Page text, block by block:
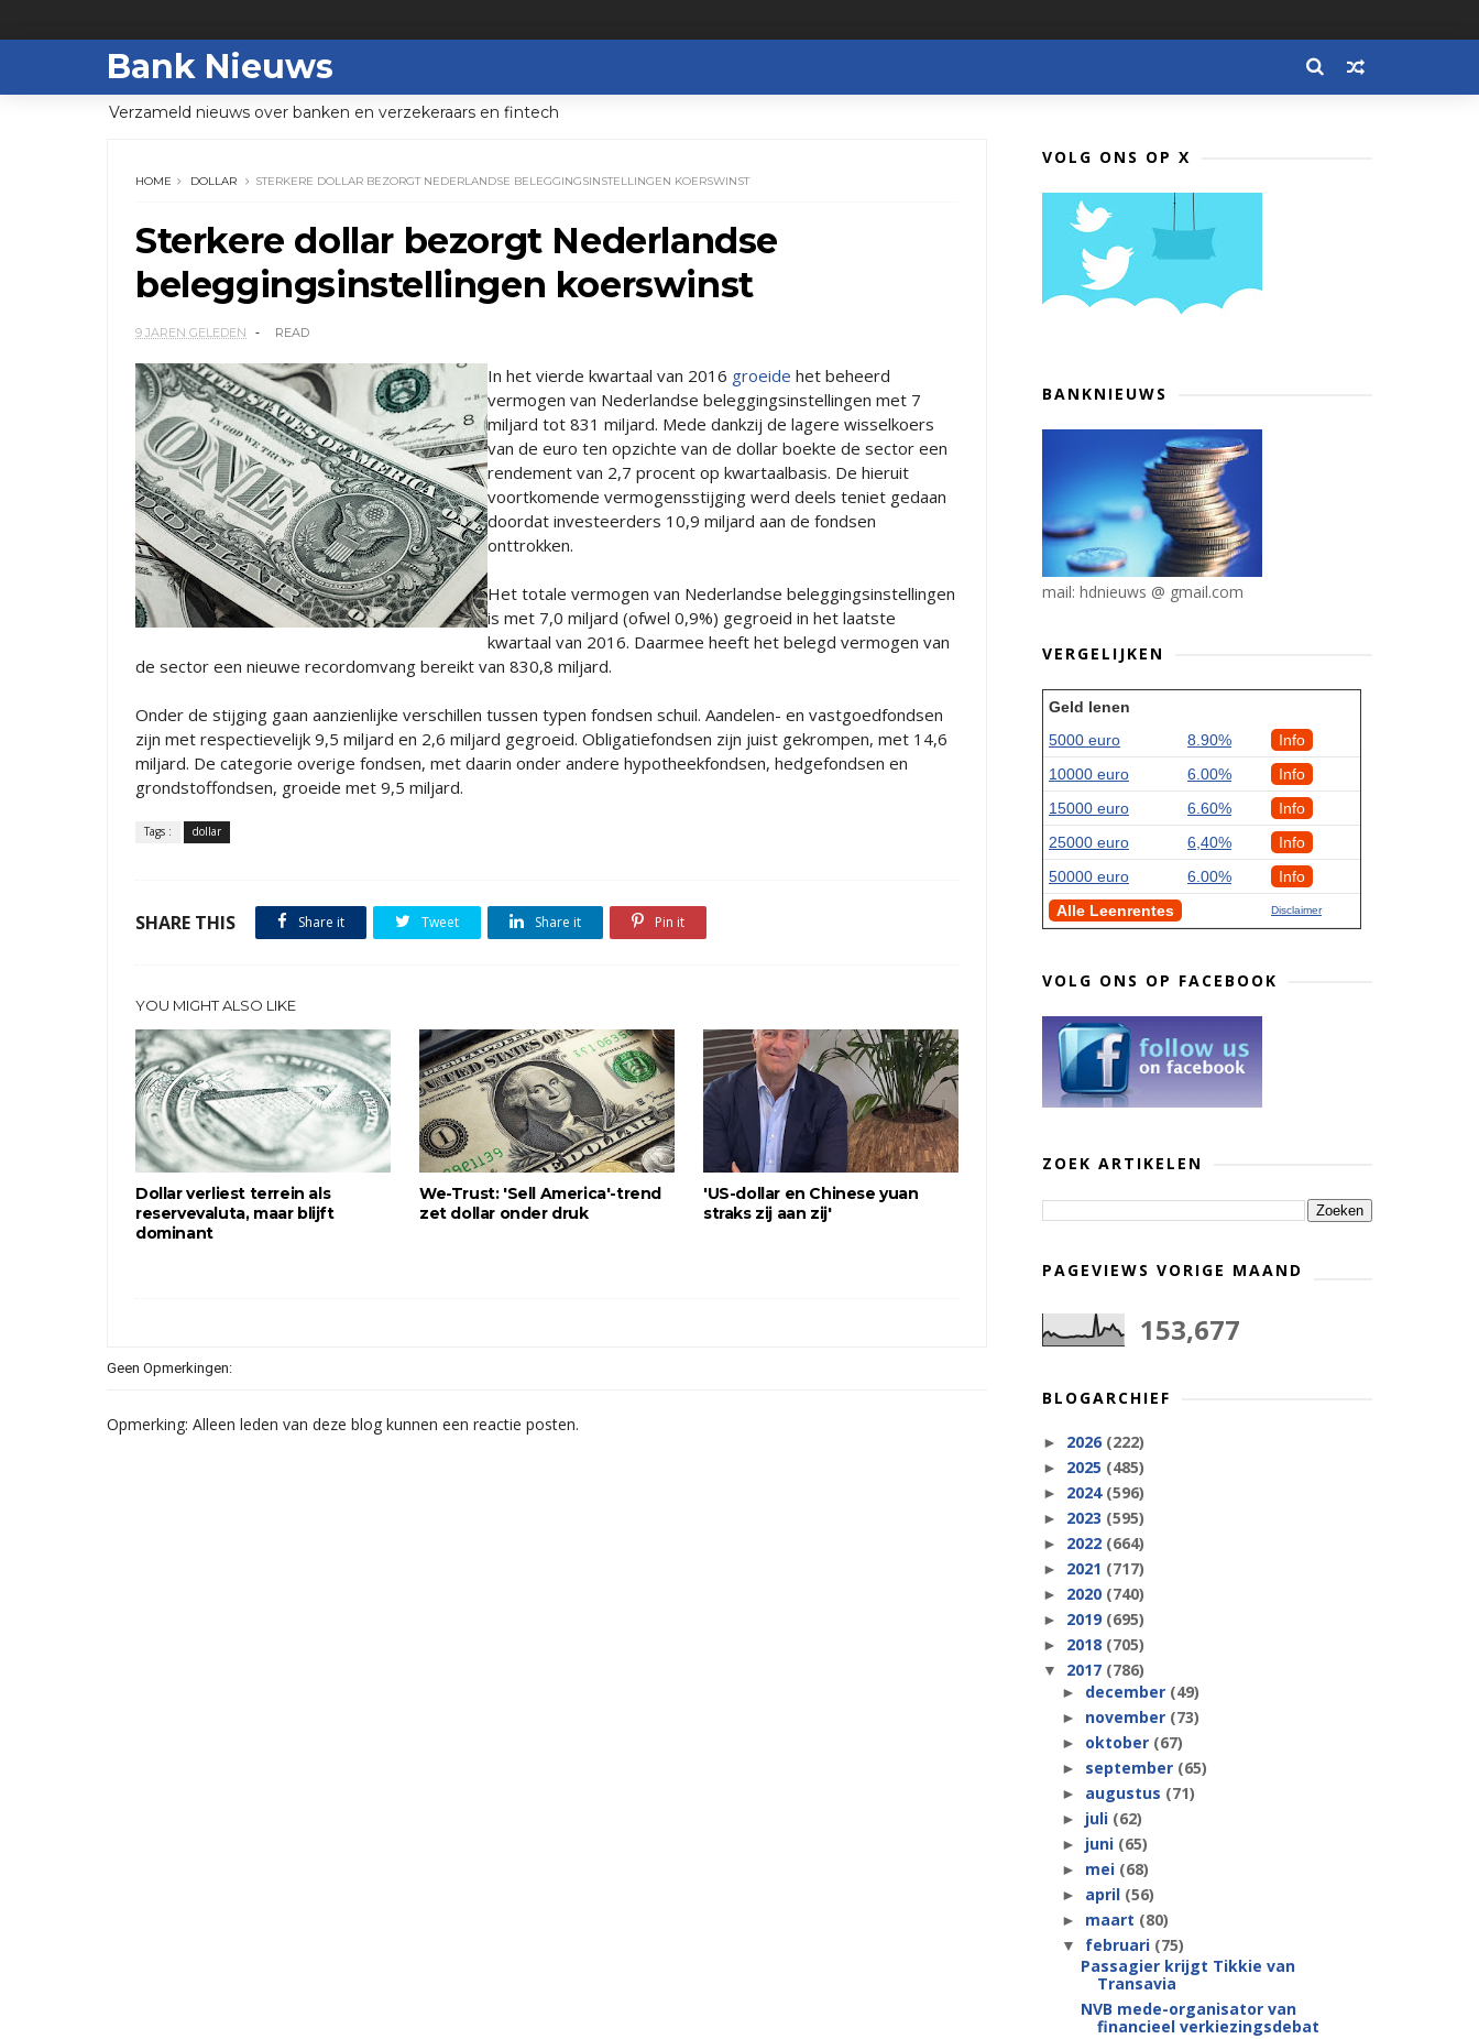
Bank Nieuws
Verzameld nieuws over banken en verzekeraars en fintech
HOME DOLLAR STERKERE DOLLAR BEZORGT NEDERLANDSE BELEGGINGSINSTELLINGEN KOERSWINST
Sterkere dollar bezorgt Nederlandse
beleggingsinstellingen koerswinst
9 JAREN GELEDEN READ
In het vierde kwartaal van 2016 groeide het beheerd
vermogen van Nederlandse beleggingsinstellingen met 7
miljard tot 831 miljard. Mede dankzij de lagere wisselkoers
van de euro ten opzichte van de dollar boekte de sector een
rendement van 2,7 procent op kwartaalbasis. De hieruit
voortkomende vermogensstijging werd deels teniet gedaan
doordat investeerders 10,9 miljard aan de fondsen
onttrokken.
Het totale vermogen van Nederlandse beleggingsinstellingen
is met 7,0 miljard (ofwel 0,9%) gegroeid in het laatste
kwartaal van 2016. Daarmee heeft het belegd vermogen van
de sector een nieuwe recordomvang bereikt van 830,8 miljard.
Onder de stijging gaan aanzienlijke verschillen tussen typen fondsen schuil. Aandelen- en vastgoedfondsen
zijn met respectievelijk 9,5 miljard en 2,6 miljard gegroeid. Obligatiefondsen zijn juist gekrompen, met 14,6
miljard. De categorie overige fondsen, met daarin onder andere hypotheekfondsen, hedgefondsen en
grondstoffondsen, groeide met 9,5 miljard.
Tags : dollar
SHARE THIS Share it Tweet Share it Pin it
YOU MIGHT ALSO LIKE
Dollar verliest terrein als
reservevaluta, maar blijft
dominant
We-Trust: 'Sell America'-trend
zet dollar onder druk
'US-dollar en Chinese yuan
straks zij aan zij'
Geen Opmerkingen:
Opmerking: Alleen leden van deze blog kunnen een reactie posten.
VOLG ONS OP X
BANKNIEUWS
mail: hdnieuws @ gmail.com
VERGELIJKEN
Geld lenen
5000 euro
8.90%
Info
10000 euro
6.00%
Info
15000 euro
6.60%
Info
25000 euro
6,40%
Info
50000 euro
6.00%
Info
Alle Leenrentes
Disclaimer
VOLG ONS OP FACEBOOK
ZOEK ARTIKELEN
PAGEVIEWS VORIGE MAAND
153,677
BLOGARCHIEF
► 2026 (222)
► 2025 (485)
► 2024 (596)
► 2023 (595)
► 2022 (664)
► 2021 (717)
► 2020 (740)
► 2019 (695)
► 2018 (705)
▼ 2017 (786)
► december (49)
► november (73)
► oktober (67)
► september (65)
► augustus (71)
► juli (62)
► juni (65)
► mei (68)
► april (56)
► maart (80)
▼ februari (75)
Passagier krijgt Tikkie van
Transavia
NVB mede-organisator van
financieel verkiezingsdebat